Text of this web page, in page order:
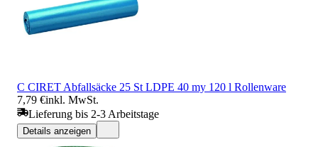
C CIRET Abfallsäcke 25 St LDPE 40 my 120 l Rollenware
7,79 €inkl. MwSt.
Lieferung bis 2-3 Arbeitstage
Details anzeigen